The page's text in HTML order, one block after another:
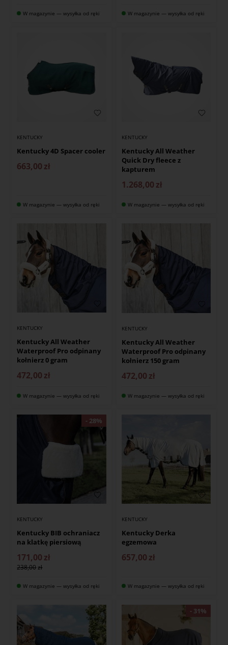
W magazynie — wysyłka od ręki W magazynie — wysyłka od ręki
KENTUCKY
Kentucky 4D Spacer cooler
663,00 zł
W magazynie — wysyłka od ręki
KENTUCKY
Kentucky All Weather
Quick Dry fleece z
kapturem
1.268,00 zł
W magazynie — wysyłka od ręki
KENTUCKY
Kentucky All Weather
Waterproof Pro odpinany
kołnierz 0 gram
472,00 zł
W magazynie — wysyłka od ręki
KENTUCKY
Kentucky All Weather
Waterproof Pro odpinany
kołnierz 150 gram
472,00 zł
W magazynie — wysyłka od ręki
KENTUCKY
Kentucky BIB ochraniacz
na klatkę piersiową
171,00 zł
238,00
W magazynie — wysyłka od ręki
KENTUCKY
Kentucky Derka
egzemowa
657,00 zł
W magazynie — wysyłka od ręki